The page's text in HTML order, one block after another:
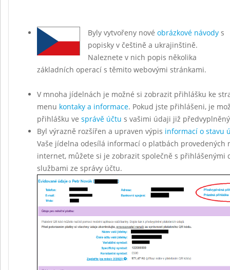
Byly vytvořeny nové obrázkové návodys
popisky v češtině a ukrajinštině.
Naleznete v nich popis několika
základních operací s těmito webovými stránkami.
V mnoha jídelnách je možné si zobrazit přihlášku ke
menu kontaky a informace. Pokud jste přihlášeni, je
přihlášku ve správě účtu s vašimi údaji již
Byl výrazně rozšířen a upraven výpis informací o stavu
Vaše jídelna odesílá informací o platbách provedených
internet, můžete si je zobrazit společně s přihlášenými
službami ze správy účtu.